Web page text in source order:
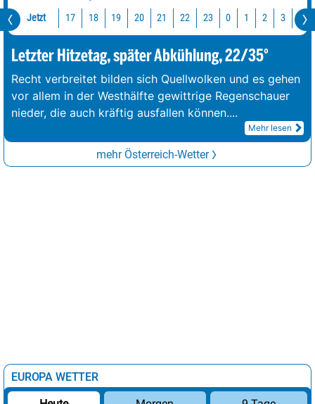
Jetzt 17 18 19 20 21 22 23 0 1 2 3 4
Letzter Hitzetag, später Abkühlung, 22/35°
Recht verbreitet bilden sich Quellwolken und es gehen
vor allem in der Westhälfte gewittrige Regenschauer
nieder, die auch kräftig ausfallen können....
Mehr lesen
mehr Österreich-Wetter
EUROPA WETTER